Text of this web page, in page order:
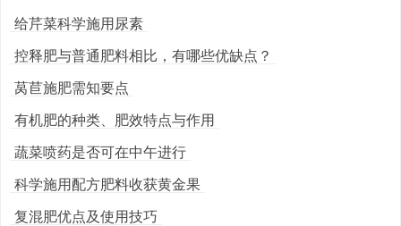
给芹菜科学施用尿素
控释肥与普通肥料相比，有哪些优缺点？
莴苣施肥需知要点
有机肥的种类、肥效特点与作用
蔬菜喷药是否可在中午进行
科学施用配方肥料收获黄金果
复混肥优点及使用技巧